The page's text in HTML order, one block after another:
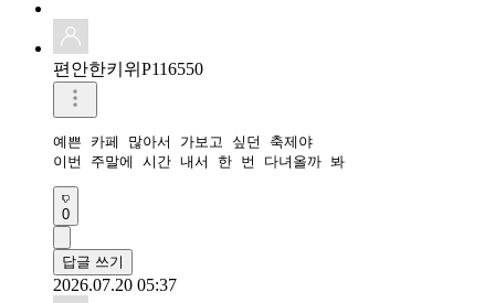
편안한키위P116550
예쁜 카페 많아서 가보고 싶던 축제야
이번 주말에 시간 내서 한 번 다녀올까 봐
0
답글 쓰기
2026.07.20 05:37